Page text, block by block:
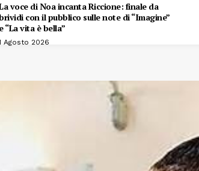
voce di Noa incanta Riccione: finale da
con il pubblico sulle note di “Imagine”
e “La vita è bella”
Agosto 2026